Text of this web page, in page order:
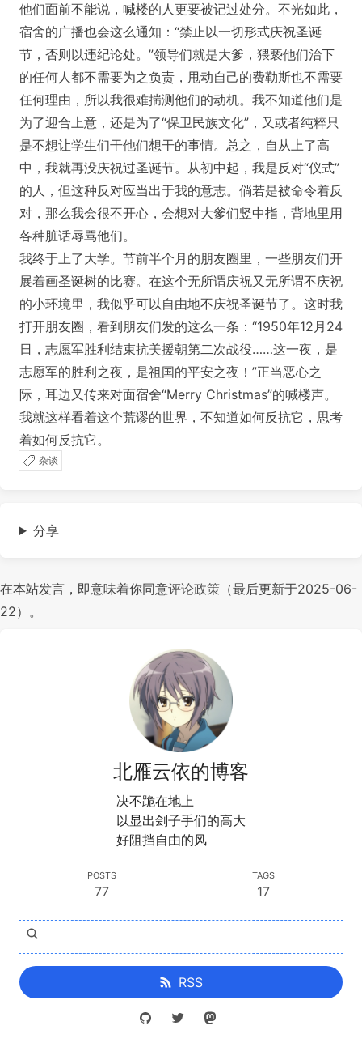
北雁云依的博客
决不跪在地上
以显出刽子手们的高大
好阻挡自由的风
POSTS
77
TAGS
17
RSS
他们面前不能说，喊楼的人更要被记过处分。不光如此，
宿舍的广播也会这么通知：“禁止以一切形式庆祝圣诞
节，否则以违纪论处。”领导们就是大爹，猥亵他们治下
的任何人都不需要为之负责，甩动自己的费勒斯也不需要
任何理由，所以我很难揣测他们的动机。我不知道他们是
为了迎合上意，还是为了“保卫民族文化”，又或者纯粹只
是不想让学生们干他们想干的事情。总之，自从上了高
中，我就再没庆祝过圣诞节。从初中起，我是反对“仪式”
的人，但这种反对应当出于我的意志。倘若是被命令着反
对，那么我会很不开心，会想对大爹们竖中指，背地里用
各种脏话辱骂他们。
我终于上了大学。节前半个月的朋友圈里，一些朋友们开
展着画圣诞树的比赛。在这个无所谓庆祝又无所谓不庆祝
的小环境里，我似乎可以自由地不庆祝圣诞节了。这时我
打开朋友圈，看到朋友们发的这么一条：“1950年12月24
日，志愿军胜利结束抗美援朝第二次战役……这一夜，是
志愿军的胜利之夜，是祖国的平安之夜！”正当恶心之
际，耳边又传来对面宿舍“Merry Christmas”的喊楼声。
我就这样看着这个荒谬的世界，不知道如何反抗它，思考
着如何反抗它。
杂谈
分享
在本站发言，即意味着你同意评论政策 （最后更新于2025-06-
22）。